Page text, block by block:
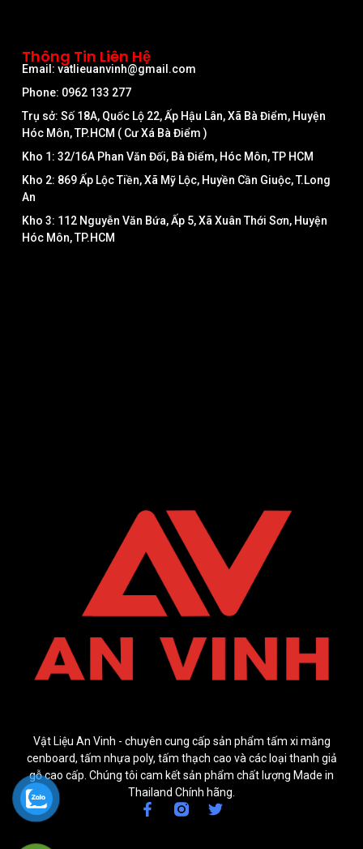
Vật Liệu An Vinh - chuyên cung cấp sản phẩm tấm xi măng
cenboard, tấm nhựa poly, tấm thạch cao và các loại thanh giả
gỗ cao cấp. Chúng tôi cam kết sản phẩm chất lượng Made in
Thailand Chính hãng.
Thông Tin Liên Hệ
Email: vatlieuanvinh@gmail.com
Phone: 0962 133 277
Trụ sở: Số 18A, Quốc Lộ 22, Ấp Hậu Lân, Xã Bà Điểm, Huyện
Hóc Môn, TP.HCM ( Cư Xá Bà Điểm )
Kho 1: 32/16A Phan Văn Đối, Bà Điểm, Hóc Môn, TP HCM
Kho 2: 869 Ấp Lộc Tiền, Xã Mỹ Lộc, Huyền Cần Giuộc, T.Long
An
Kho 3: 112 Nguyễn Văn Bứa, Ấp 5, Xã Xuân Thới Sơn, Huyện
Hóc Môn, TP.HCM